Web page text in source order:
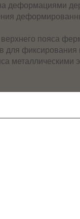
деформациями
пояса
для
металлическими